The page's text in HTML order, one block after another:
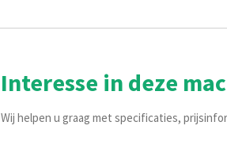
Interesse in deze
Wij helpen u graag met specificaties,